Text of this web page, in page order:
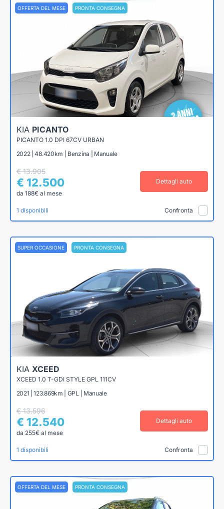
OFFERTA DEL MESE PRONTA CONSEGNA
KIA PICANTO
PICANTO 1.0 DPI 67CV URBAN
2022 | 48.420km | Benzina | Manuale
€ 13.905
€ 12.500
da 188€ al mese
Dettagli auto
1 disponibili Confronta
SUPER OCCASIONE PRONTA CONSEGNA
KIA XCEED
XCEED 1.0 T-GDI STYLE GPL 111CV
2021 | 123.869km | GPL | Manuale
€ 13.596
€ 12.540
da 255€ al mese
Dettagli auto
1 disponibili Confronta
OFFERTA DEL MESE PRONTA CONSEGNA